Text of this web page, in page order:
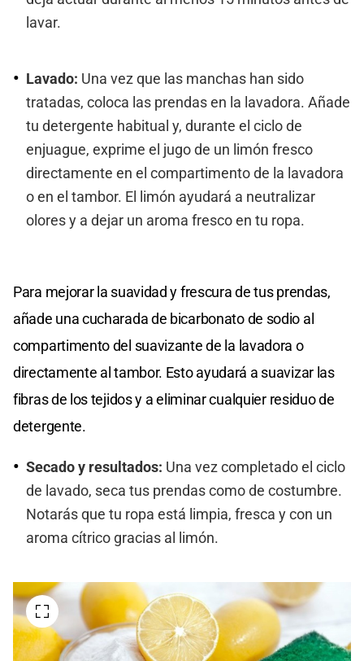
lavar.
Lavado: Una vez que las manchas han sido
tratadas, coloca las prendas en la lavadora. Añade
tu detergente habitual y, durante el ciclo de
enjuague, exprime el jugo de un limón fresco
directamente en el compartimento de la lavadora
o en el tambor. El limón ayudará a neutralizar
olores y a dejar un aroma fresco en tu ropa.
Para mejorar la suavidad y frescura de tus prendas,
añade una cucharada de bicarbonato de sodio al
compartimento del suavizante de la lavadora o
directamente al tambor. Esto ayudará a suavizar las
fibras de los tejidos y a eliminar cualquier residuo de
detergente.
Secado y resultados: Una vez completado el ciclo
de lavado, seca tus prendas como de costumbre.
Notarás que tu ropa está limpia, fresca y con un
aroma cítrico gracias al limón.